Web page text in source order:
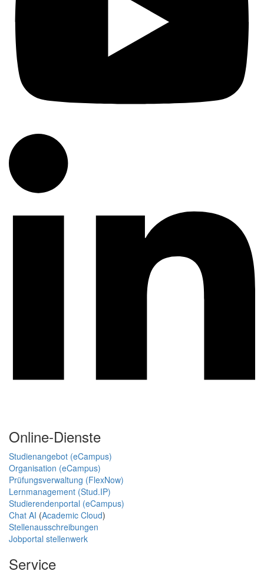
Online-Dienste
Studienangebot (eCampus)
Organisation (eCampus)
Prüfungsverwaltung (FlexNow)
Lernmanagement (Stud.IP)
Studierendenportal (eCampus)
Chat AI (Academic Cloud)
Stellenausschreibungen
Jobportal stellenwerk
Service